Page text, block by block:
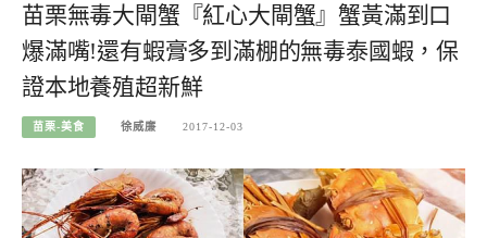
苗栗無毒大閘蟹『紅心大閘蟹』蟹黃滿到口
爆滿嘴!還有蝦膏多到滿棚的無毒泰國蝦，保
證本地養殖超新鮮
苗栗-美食 徐威廉 2017-12-03